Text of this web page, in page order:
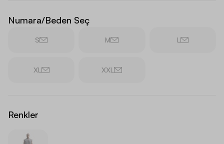
Numara/Beden Seç
S M L
XL XXL
Renkler